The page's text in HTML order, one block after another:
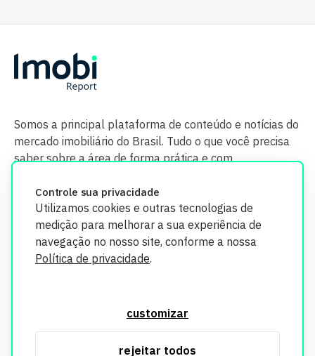
Controle sua privacidade
Utilizamos cookies e outras tecnologias de
medição para melhorar a sua experiência de
navegação no nosso site, conforme a nossa
Política de privacidade.
customizar
rejeitar todos
Somos a principal plataforma de conteúdo e notícias do
mercado imobiliário do Brasil. Tudo o que você precisa
saber sobre a área de forma prática e com
segurança. Todos os dados coletados em nosso site são
utilizados exclusivamente para fins de aprimoramento de
informações, consulte nossa Política de Privacidade.